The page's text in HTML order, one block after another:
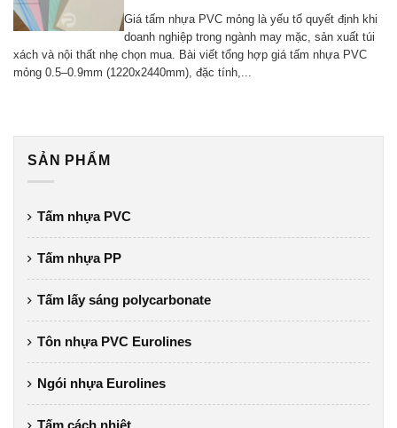
SẢN PHẨM
Tấm nhựa PVC
Tấm nhựa PP
Tấm lấy sáng polycarbonate
Tôn nhựa PVC Eurolines
Ngói nhựa Eurolines
Tấm cách nhiệt
Giá tấm nhựa PVC mỏng là yếu tố quyết định khi
doanh nghiệp trong ngành may mặc, sản xuất túi
xách và nội thất nhẹ chọn mua. Bài viết tổng hợp giá tấm nhựa PVC
mỏng 0.5–0.9mm (1220x2440mm), đặc tính,...